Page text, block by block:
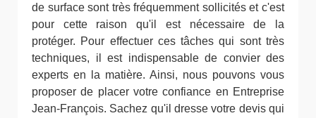
de surface sont très fréquemment sollicités et c'est
pour cette raison qu'il est nécessaire de la
protéger. Pour effectuer ces tâches qui sont très
techniques, il est indispensable de convier des
experts en la matière. Ainsi, nous pouvons vous
proposer de placer votre confiance en Entreprise
Jean-François. Sachez qu'il dresse votre devis qui